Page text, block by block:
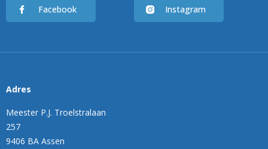
Facebook Instagram
Adres
Meester P.J. Troelstralaan
257
9406 BA Assen